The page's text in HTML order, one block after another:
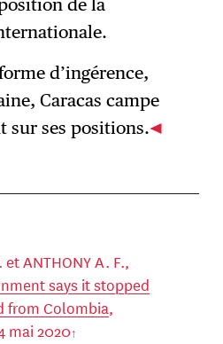
d’ingérence,
Caracas campe
sur ses positions.
et ANTHONY A. F.,
says it stopped
from Colombia,
mai 2020